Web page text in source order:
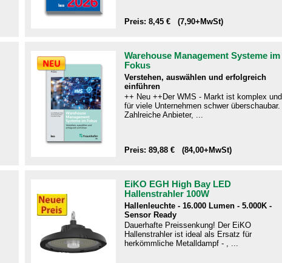
Preis: 8,45 € (7,90+MwSt)
Warehouse Management Systeme im
Fokus
Verstehen, auswählen und erfolgreich
einführen
++ Neu ++Der WMS - Markt ist komplex und
für viele Unternehmen schwer überschaubar.
Zahlreiche Anbieter, ...
Preis: 89,88 € (84,00+MwSt)
EiKO EGH High Bay LED
Hallenstrahler 100W
Hallenleuchte - 16.000 Lumen - 5.000K -
Sensor Ready
Dauerhafte Preissenkung! Der EiKO
Hallenstrahler ist ideal als Ersatz für
herkömmliche Metalldampf - , ...